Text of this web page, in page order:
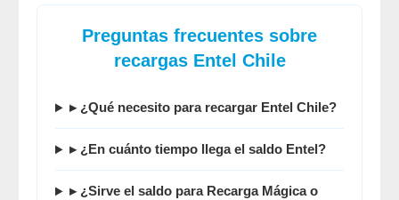
Preguntas frecuentes sobre
recargas Entel Chile
▸ ¿Qué necesito para recargar Entel Chile?
▸ ¿En cuánto tiempo llega el saldo Entel?
▸ ¿Sirve el saldo para Recarga Mágica o